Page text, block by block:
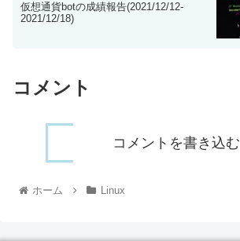
仮想通貨botの成績報告(2021/12/12-
2021/12/18)
コメント
コメントを書き込む
ホーム Linux